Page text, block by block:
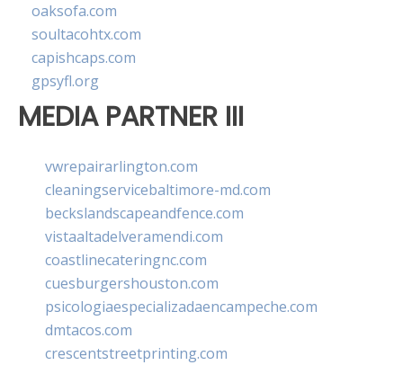
oaksofa.com
soultacohtx.com
capishcaps.com
gpsyfl.org
MEDIA PARTNER III
vwrepairarlington.com
cleaningservicebaltimore-md.com
beckslandscapeandfence.com
vistaaltadelveramendi.com
coastlinecateringnc.com
cuesburgershouston.com
psicologiaespecializadaencampeche.com
dmtacos.com
crescentstreetprinting.com